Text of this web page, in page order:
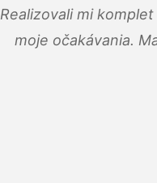
Realizovali mi
moje očakávania.